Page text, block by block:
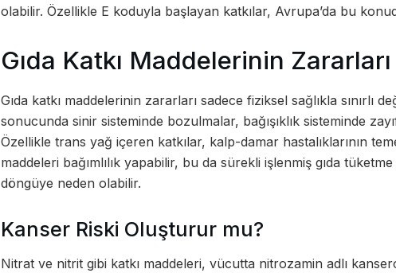
olabilir. Özellikle E koduyla başlayan katkılar, Avrupa’da bu
Gıda Katkı Maddelerinin
Gıda katkı maddelerinin zararları sadece fiziksel sağlıkla sınırlı
sonucunda sinir sisteminde bozulmalar, bağışıklık sisteminde
Özellikle trans yağ içeren katkılar, kalp-damar hastalıklarının
maddeleri bağımlılık yapabilir, bu da sürekli işlenmiş gıda
döngüye neden olabilir.
Kanser Riski Oluşturur mu?
Nitrat ve nitrit gibi katkı maddeleri, vücutta nitrozamin adlı